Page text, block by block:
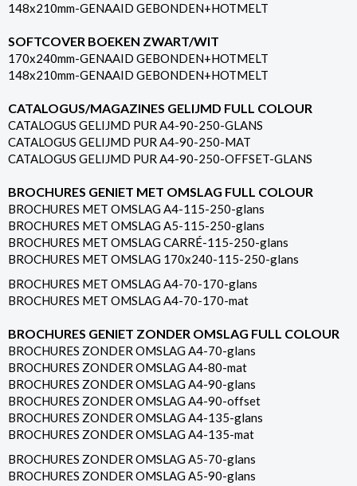
148x210mm-GENAAID GEBONDEN+HOTMELT
SOFTCOVER BOEKEN ZWART/WIT
170x240mm-GENAAID GEBONDEN+HOTMELT
148x210mm-GENAAID GEBONDEN+HOTMELT
CATALOGUS/MAGAZINES GELIJMD FULL COLOUR
CATALOGUS GELIJMD PUR A4-90-250-GLANS
CATALOGUS GELIJMD PUR A4-90-250-MAT
CATALOGUS GELIJMD PUR A4-90-250-OFFSET-GLANS
BROCHURES GENIET MET OMSLAG FULL COLOUR
BROCHURES MET OMSLAG A4-115-250-glans
BROCHURES MET OMSLAG A5-115-250-glans
BROCHURES MET OMSLAG CARRÉ-115-250-glans
BROCHURES MET OMSLAG 170x240-115-250-glans
BROCHURES MET OMSLAG A4-70-170-glans
BROCHURES MET OMSLAG A4-70-170-mat
BROCHURES GENIET ZONDER OMSLAG FULL COLOUR
BROCHURES ZONDER OMSLAG A4-70-glans
BROCHURES ZONDER OMSLAG A4-80-mat
BROCHURES ZONDER OMSLAG A4-90-glans
BROCHURES ZONDER OMSLAG A4-90-offset
BROCHURES ZONDER OMSLAG A4-135-glans
BROCHURES ZONDER OMSLAG A4-135-mat
BROCHURES ZONDER OMSLAG A5-70-glans
BROCHURES ZONDER OMSLAG A5-90-glans